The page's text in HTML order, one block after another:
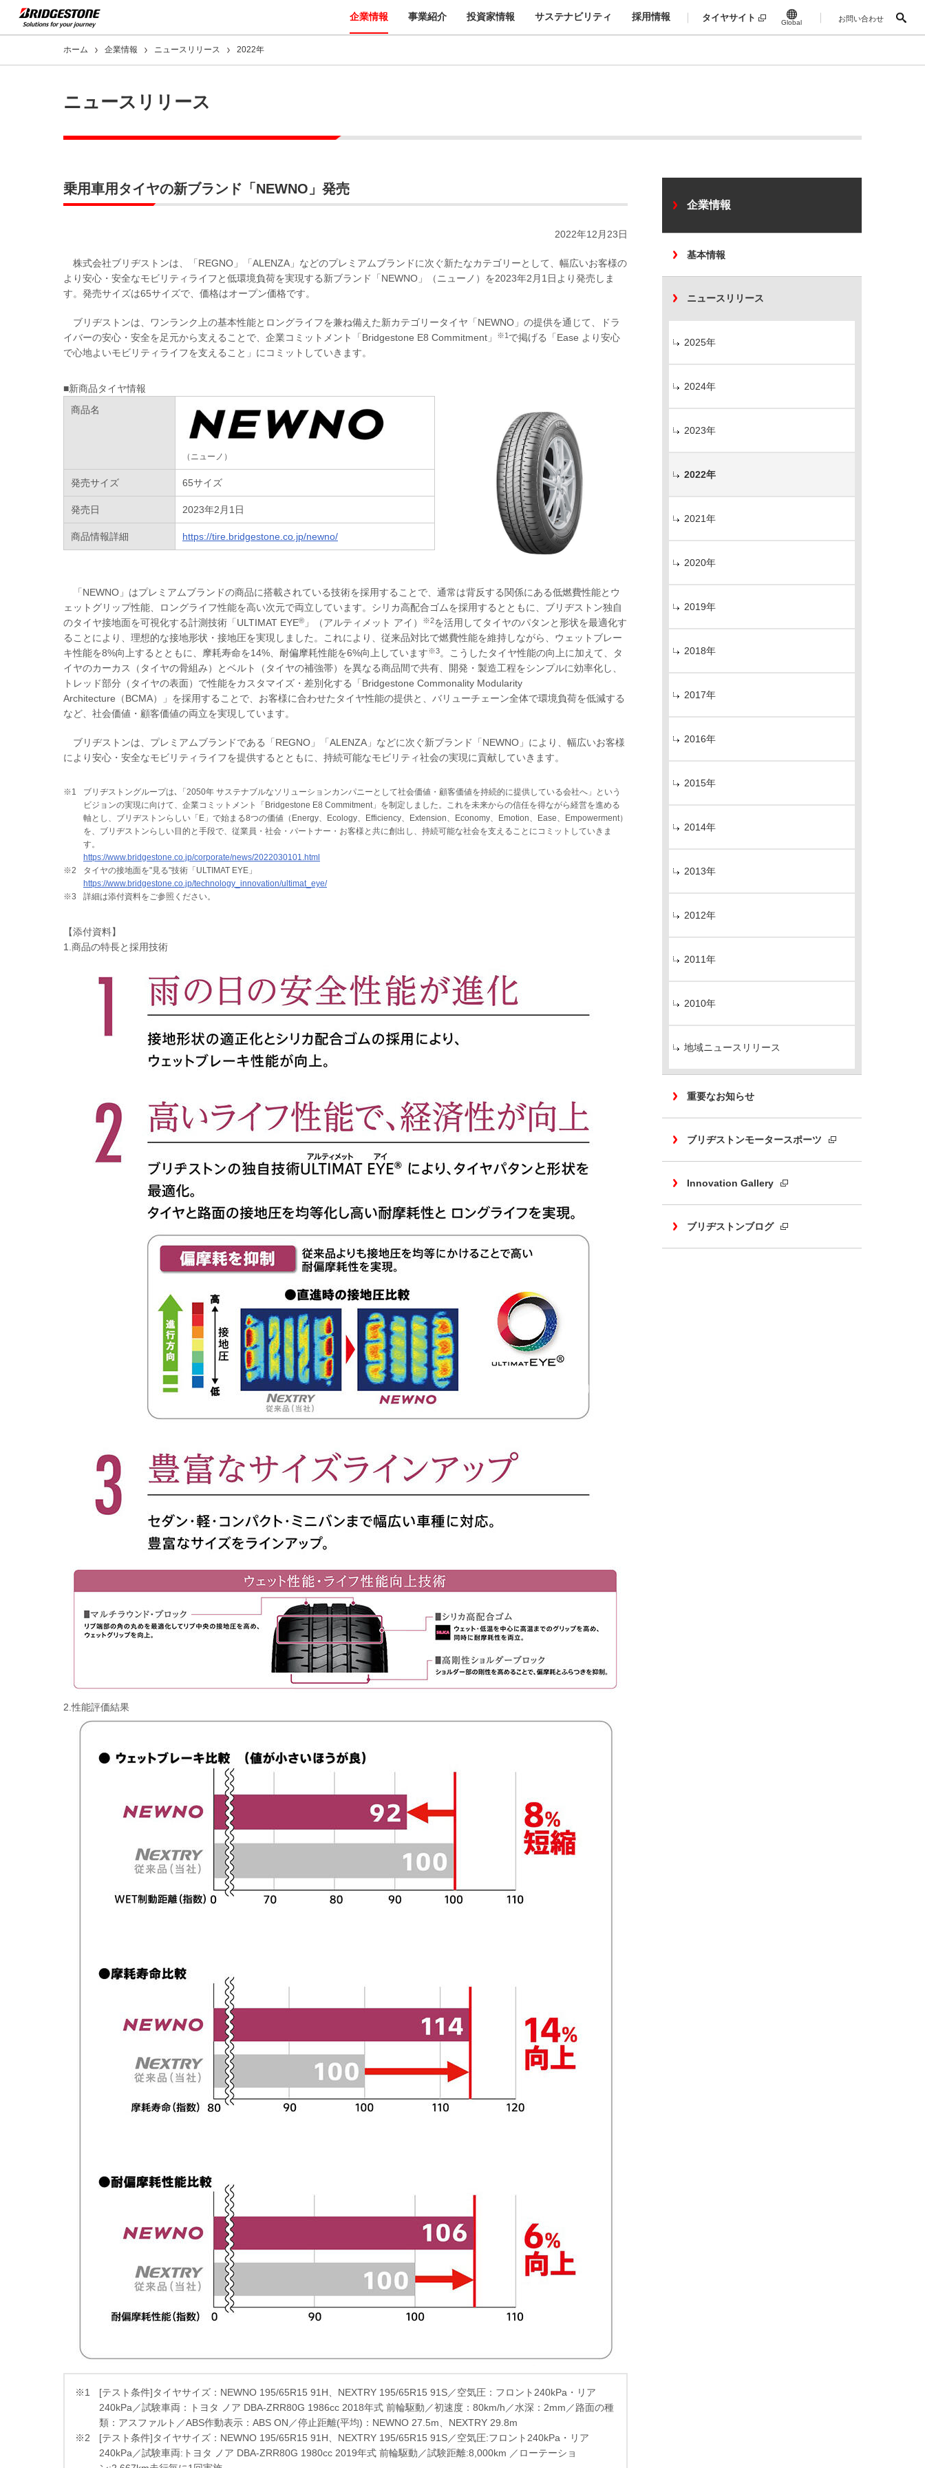
企業情報 事業紹介 投資家情報 サステナビリティ 採用情報 タイヤサイト Global お問い合わせ
ホーム 企業情報 ニュースリリース 2022年
ニュースリリース
乗用車用タイヤの新ブランド「NEWNO」発売
2022年12月23日
株式会社ブリヂストンは、「REGNO」「ALENZA」などのプレミアムブランドに次ぐ新たなカテゴリーとして、幅広いお客様の
より安心・安全なモビリティライフと低環境負荷を実現する新ブランド「NEWNO」（ニューノ）を2023年2月1日より発売しま
す。発売サイズは65サイズで、価格はオープン価格です。
ブリヂストンは、ワンランク上の基本性能とロングライフを兼ね備えた新カテゴリータイヤ「NEWNO」の提供を通じて、ドラ
イバーの安心・安全を足元から支えることで、企業コミットメント「Bridgestone E8 Commitment」
※1 で掲げる「Ease より安心
で心地よいモビリティライフを支えること」にコミットしていきます。
■新商品タイヤ情報
商品名
（ニューノ）
発売サイズ 65サイズ
発売日 2023年2月1日
商品情報詳細 https://tire.bridgestone.co.jp/newno/
「NEWNO」はプレミアムブランドの商品に搭載されている技術を採用することで、通常は背反する関係にある低燃費性能とウ
ェットグリップ性能、ロングライフ性能を高い次元で両立しています。シリカ高配合ゴムを採用するとともに、ブリヂストン独自
のタイヤ接地面を可視化する計測技術「ULTIMAT EYE® 」（アルティメット アイ） ※2を活用してタイヤのパタンと形状を最適化す
ることにより、理想的な接地形状・接地圧を実現しました。これにより、従来品対比で燃費性能を維持しながら、ウェットブレー
キ性能を8%向上するとともに、摩耗寿命を14%、耐偏摩耗性能を6%向上しています※3。こうしたタイヤ性能の向上に加えて、タ
イヤのカーカス（タイヤの骨組み）とベルト（タイヤの補強帯）を異なる商品間で共有、開発・製造工程をシンプルに効率化し、
トレッド部分（タイヤの表面）で性能をカスタマイズ・差別化する「Bridgestone Commonality Modularity
Architecture（BCMA）」を採用することで、お客様に合わせたタイヤ性能の提供と、バリューチェーン全体で環境負荷を低減する
など、社会価値・顧客価値の両立を実現しています。
ブリヂストンは、プレミアムブランドである「REGNO」「ALENZA」などに次ぐ新ブランド「NEWNO」により、幅広いお客様
により安心・安全なモビリティライフを提供するとともに、持続可能なモビリティ社会の実現に貢献していきます。
※1
ブリヂストングループは､「2050年 サステナブルなソリューションカンパニーとして社会価値・顧客価値を持続的に提供している会社へ」という
ビジョンの実現に向けて、企業コミットメント「Bridgestone E8 Commitment」を制定しました。これを未来からの信任を得ながら経営を進める
軸とし、ブリヂストンらしい「E」で始まる8つの価値（Energy、Ecology、Efficiency、Extension、Economy、Emotion、Ease、Empowerment）
を、ブリヂストンらしい目的と手段で、従業員・社会・パートナー・お客様と共に創出し、持続可能な社会を支えることにコミットしていきま
す。
https://www.bridgestone.co.jp/corporate/news/2022030101.html
※2
タイヤの接地面を"見る"技術「ULTIMAT EYE」
https://www.bridgestone.co.jp/technology_innovation/ultimat_eye/
※3
詳細は添付資料をご参照ください。
【添付資料】
1.商品の特長と採用技術
2.性能評価結果
※1
[テスト条件]タイヤサイズ：NEWNO 195/65R15 91H、NEXTRY 195/65R15 91S／空気圧：フロント240kPa・リア
240kPa／試験車両：トヨタ ノア DBA-ZRR80G 1986cc 2018年式 前輪駆動／初速度：80km/h／水深：2mm／路面の種
類：アスファルト／ABS作動表示：ABS ON／停止距離(平均)：NEWNO 27.5m、NEXTRY 29.8m
※2
[テスト条件]タイヤサイズ：NEWNO 195/65R15 91H、NEXTRY 195/65R15 91S／空気圧:フロント240kPa・リア
240kPa／試験車両:トヨタ ノア DBA-ZRR80G 1980cc 2019年式 前輪駆動／試験距離:8,000km ／ローテーショ
企業情報
基本情報
ニュースリリース
2025年
2024年
2023年
2022年
2021年
2020年
2019年
2018年
2017年
2016年
2015年
2014年
2013年
2012年
2011年
2010年
地域ニュースリリース
重要なお知らせ
ブリヂストンモータースポーツ
Innovation Gallery
ブリヂストンブログ